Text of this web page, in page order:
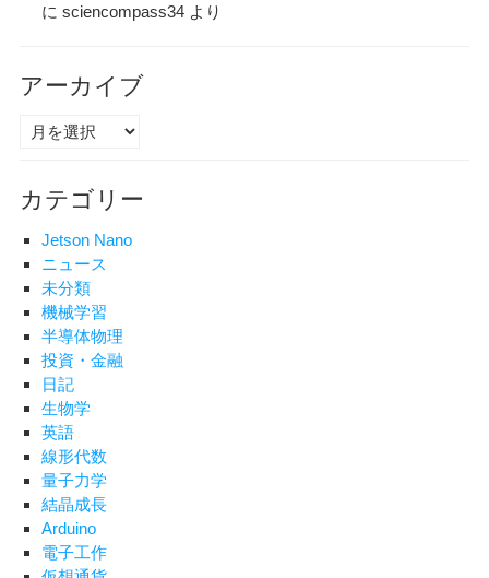
に sciencompass34より
アーカイブ
ア
イ
カテゴリー
Jetson Nano
ニュース
未分類
機械学習
半導体物理
投資・金融
日記
生物学
英語
線形代数
量子力学
結晶成長
Arduino
電子工作